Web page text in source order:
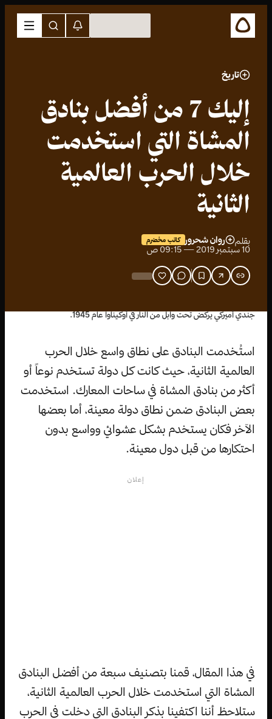
تاريخ
إليك 7 من أفضل بنادق
المشاة التي استخدمت
خلال الحرب العالمية
الثانية
بقلم روان شحرور كاتب مخضرم
10 سبتمبر 2019 — 09:15 ص
جندي أميركي يركض تحت وابل من النار في أوكيناوا عام 1945.
استُخدمت البنادق على نطاق واسع خلال الحرب
العالمية الثانية، حيث كانت كل دولة تستخدم نوعاً أو
أكثر من بنادق المشاة في ساحات المعارك. استخدمت
بعض البنادق ضمن نطاق دولة معينة، أما بعضها
الآخر فكان يستخدم بشكل عشوائي وواسع بدون
احتكارها من قبل دول معينة.
إعلان
في هذا المقال، قمنا بتصنيف سبعة من أفضل البنادق
المشاة التي استخدمت خلال الحرب العالمية الثانية،
ستلاحظ أننا اكتفينا بذكر البنادق التي دخلت في الحرب